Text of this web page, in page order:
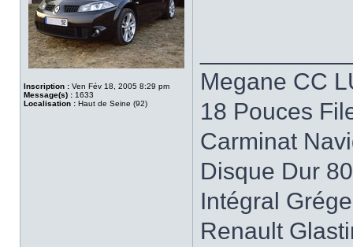
Inscription : Ven Fév 18, 2005 8:29 pm
Message(s) : 1633
Localisation : Haut de Seine (92)
Megane CC
18 Pouces
Carminat
Disque Dur
Intégral
Renault